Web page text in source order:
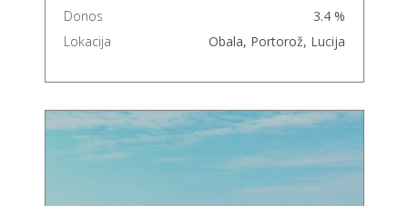
Donos
3.4 %
Lokacija
Obala, Portorož, Lucija